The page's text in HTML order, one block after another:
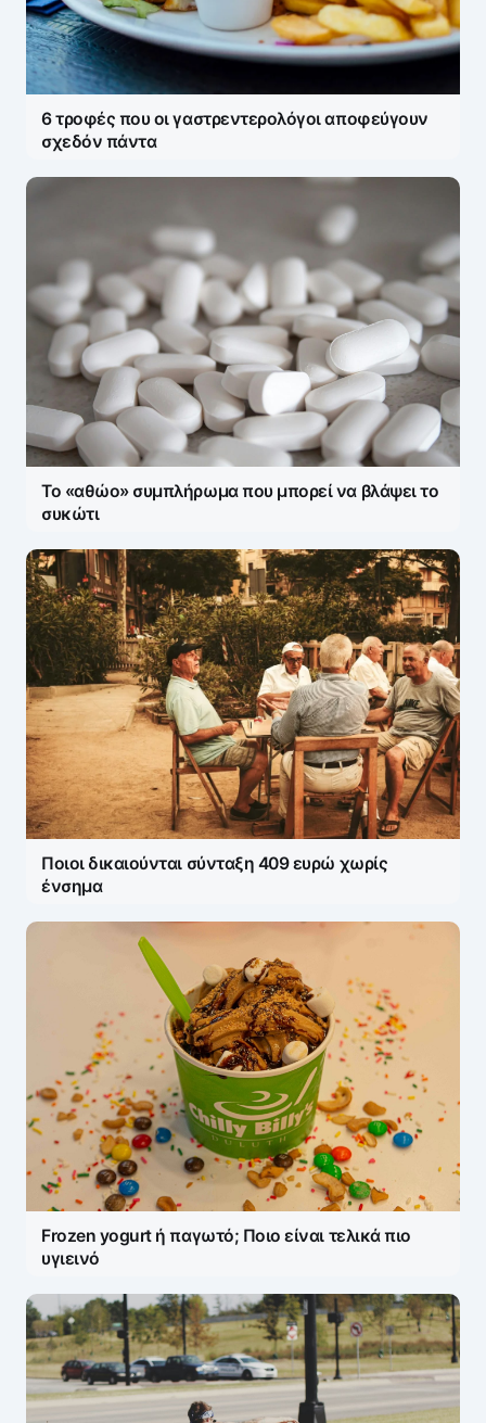
6 τροφές που οι γαστρεντερολόγοι αποφεύγουν
σχεδόν πάντα
Το «αθώο» συμπλήρωμα που μπορεί να βλάψει το
συκώτι
Ποιοι δικαιούνται σύνταξη 409 ευρώ χωρίς
ένσημα
Frozen yogurt ή παγωτό; Ποιο είναι τελικά πιο
υγιεινό